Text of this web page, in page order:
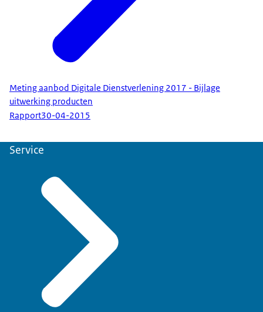
Meting aanbod Digitale Dienstverlening 2017 - Bijlage
uitwerking producten
Rapport30-04-2015
Service